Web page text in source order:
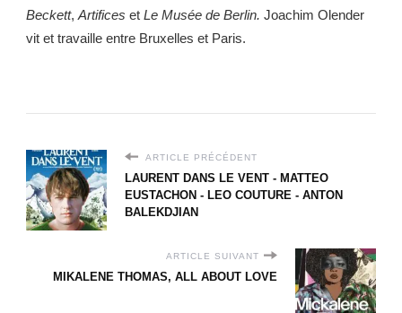
Beckett, Artifices et Le Musée de Berlin. Joachim Olender
vit et travaille entre Bruxelles et Paris.
ARTICLE PRÉCÉDENT
LAURENT DANS LE VENT - MATTEO
EUSTACHON - LEO COUTURE - ANTON
BALEKDJIAN
ARTICLE SUIVANT
MIKALENE THOMAS, ALL ABOUT LOVE